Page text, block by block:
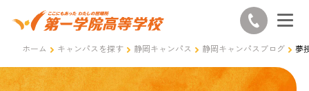
ホーム キャンパスを探す 静岡キャンパス 静岡キャンパスブログ 夢